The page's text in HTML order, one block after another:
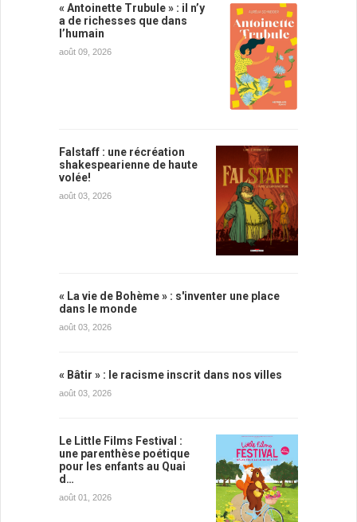
« Antoinette Trubule » : il n’y
a de richesses que dans
l’humain
août 09, 2026
Falstaff : une récréation
shakespearienne de haute
volée!
août 03, 2026
« La vie de Bohème » : s'inventer une place
dans le monde
août 03, 2026
« Bâtir » : le racisme inscrit dans nos villes
août 03, 2026
Le Little Films Festival :
une parenthèse poétique
pour les enfants au Quai
d…
août 01, 2026